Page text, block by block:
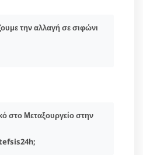
την αλλαγή σε σιφώνι
στο Μεταξουργείο στην